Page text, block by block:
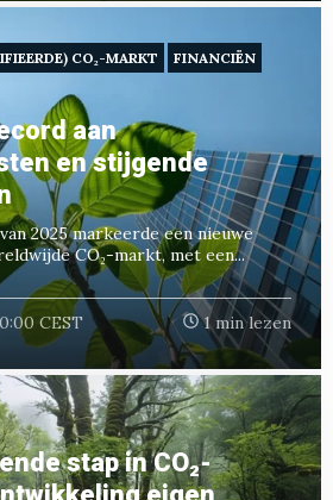
CO₂-MARKT
FINANCIËN
aan
en stijgende
2025 markeerde een nieuwe
CO₂-markt, met een...
CEST 1 min lezen
stap in CO₂-